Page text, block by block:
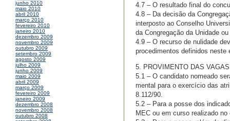
junho 2010
maio 2010
abril 2010
março 2010
fevereiro 2010
janeiro 2010
dezembro 2009
novembro 2009
outubro 2009
setembro 2009
agosto 2009
julho 2009
junho 2009
maio 2009
abril 2009
março 2009
fevereiro 2009
janeiro 2009
dezembro 2008
novembro 2008
outubro 2008
4.7 – O resultado final do
4.8 – Da decisão da
interposto ao Conselho
da Congregação da Unidade
4.9 – O recurso de nulidade
procedimentos definidos neste
5. PROVIMENTO DAS VAGAS
5.1 – O candidato nomeado
mental para o exercício das
8.112/90.
5.2 – Para a posse dos
MEC ou em curso realizado